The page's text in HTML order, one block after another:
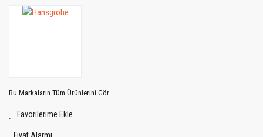
Bu Markaların Tüm Ürünlerini Gör